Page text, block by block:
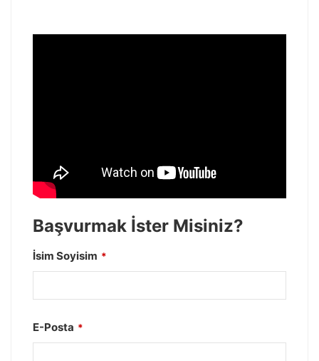
Başvurmak İster Misiniz?
İsim Soyisim *
E-Posta *